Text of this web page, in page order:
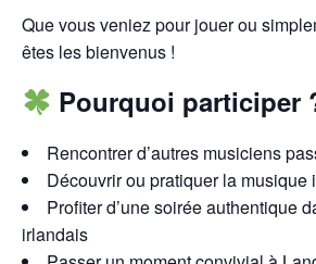
Que vous veniez pour jouer ou
êtes les bienvenus !
Pourquoi participer
Rencontrer d’autres musiciens
Découvrir ou pratiquer la musique
Profiter d’une soirée authentique
irlandais